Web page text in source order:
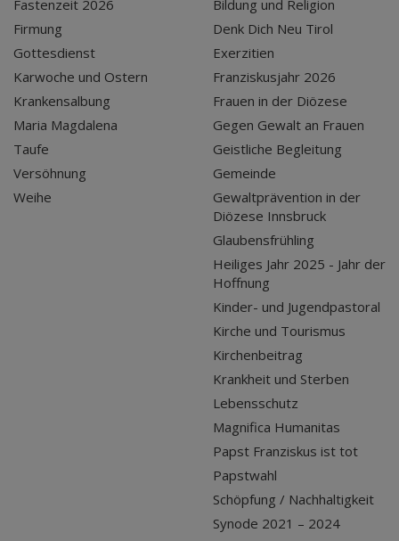
Fastenzeit 2026
Firmung
Gottesdienst
Karwoche und Ostern
Krankensalbung
Maria Magdalena
Taufe
Versöhnung
Weihe
Bildung und Religion
Denk Dich Neu Tirol
Exerzitien
Franziskusjahr 2026
Frauen in der Diözese
Gegen Gewalt an Frauen
Geistliche Begleitung
Gemeinde
Gewaltprävention in der
Diözese Innsbruck
Glaubensfrühling
Heiliges Jahr 2025 - Jahr der
Hoffnung
Kinder- und Jugendpastoral
Kirche und Tourismus
Kirchenbeitrag
Krankheit und Sterben
Lebensschutz
Magnifica Humanitas
Papst Franziskus ist tot
Papstwahl
Schöpfung / Nachhaltigkeit
Synode 2021 – 2024